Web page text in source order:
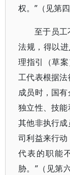
权。”（见第四
至于员
法规，得以
理指引（草
工代表根据
成员时，国
独立性、技
其他非执行
司利益来行
代表的职能
胁。”（见第